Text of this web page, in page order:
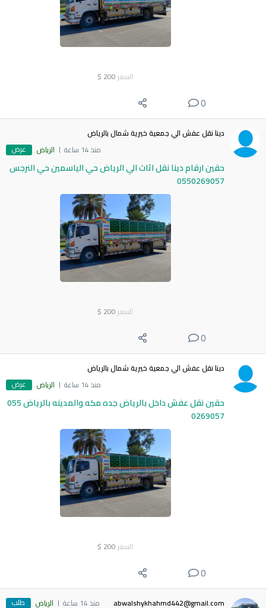
السعر 200
$
0
دينا نقل عفش الي جمعية خيرية شمال بالرياض
منذ 14 ساعة
الرياض عرض
حقين ارقام دينا نقل اثاث الي الرياض حي الياسمين حي النرجس
0550269057
السعر 200
$
0
دينا نقل عفش الي جمعية خيرية شمال بالرياض
منذ 14 ساعة
الرياض عرض
حقين نقل عفش داخل بالرياض جده مكه والمدينه بالرياض 055
0269057
السعر 200
$
0
abwalshykhahmd442@gmail.com منذ 14 ساعة الرياض طلب